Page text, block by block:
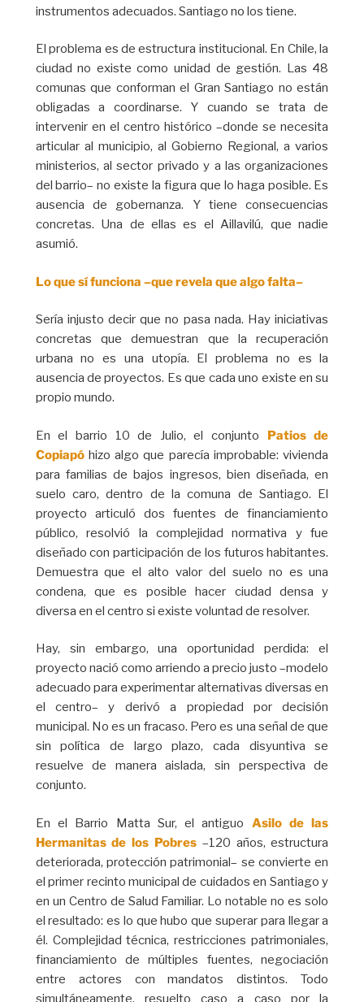
instrumentos adecuados. Santiago no los tiene.
El problema es de estructura institucional. En Chile, la
ciudad no existe como unidad de gestión. Las 48
comunas que conforman el Gran Santiago no están
obligadas a coordinarse. Y cuando se trata de
intervenir en el centro histórico –donde se necesita
articular al municipio, al Gobierno Regional, a varios
ministerios, al sector privado y a las organizaciones
del barrio– no existe la figura que lo haga posible. Es
ausencia de gobernanza. Y tiene consecuencias
concretas. Una de ellas es el Aillavilú, que nadie
asumió.
Lo que sí funciona –que revela que algo falta–
Sería injusto decir que no pasa nada. Hay iniciativas
concretas que demuestran que la recuperación
urbana no es una utopía. El problema no es la
ausencia de proyectos. Es que cada uno existe en su
propio mundo.
En el barrio 10 de Julio, el conjunto Patios de
Copiapóhizo algo que parecía improbable: vivienda
para familias de bajos ingresos, bien diseñada, en
suelo caro, dentro de la comuna de Santiago. El
proyecto articuló dos fuentes de financiamiento
público, resolvió la complejidad normativa y fue
diseñado con participación de los futuros habitantes.
Demuestra que el alto valor del suelo no es una
condena, que es posible hacer ciudad densa y
diversa en el centro si existe voluntad de resolver.
Hay, sin embargo, una oportunidad perdida: el
proyecto nació como arriendo a precio justo –modelo
adecuado para experimentar alternativas diversas en
el centro– y derivó a propiedad por decisión
municipal. No es un fracaso. Pero es una señal de que
sin política de largo plazo, cada disyuntiva se
resuelve de manera aislada, sin perspectiva de
conjunto.
En el Barrio Matta Sur, el antiguo Asilo de las
Hermanitas de los Pobres –120 años, estructura
deteriorada, protección patrimonial– se convierte en
el primer recinto municipal de cuidados en Santiago y
en un Centro de Salud Familiar. Lo notable no es solo
el resultado: es lo que hubo que superar para llegar a
él. Complejidad técnica, restricciones patrimoniales,
financiamiento de múltiples fuentes, negociación
entre actores con mandatos distintos. Todo
simultáneamente, resuelto caso a caso por la